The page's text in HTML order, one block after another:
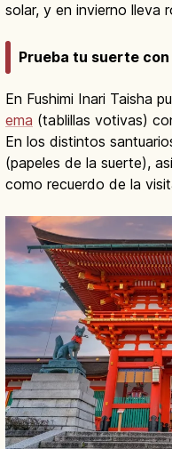
solar, y en invierno lleva
Prueba tu suerte con
En Fushimi Inari Taisha
ema (tablillas votivas)
En los distintos
(papeles de la suerte),
como recuerdo de la